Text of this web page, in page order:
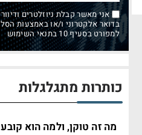
אני מאשר קבלת ניוזלטרים
בדואר אלקטרוני ו/או באמצעות
למפורט בסעיף 10 בתנאי השימוש
כותרות מתגלגלות
מה זה טוקן, ולמה הוא